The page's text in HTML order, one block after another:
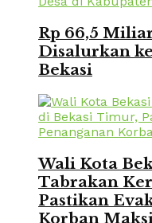
Rp 66,5
Disalurkan
Bekasi
Wali Kota
Tabrakan
Pastikan
Korban